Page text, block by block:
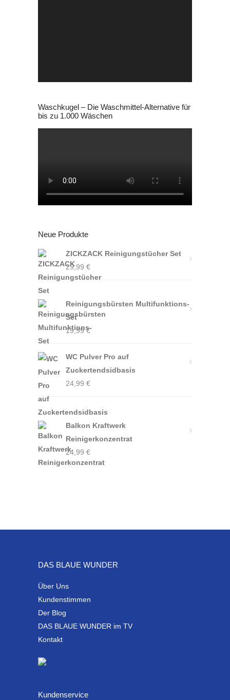
Waschkugel – Die Waschmittel-Alternative für
bis zu 1.000 Wäschen
Neue Produkte
ZICKZACK Reinigungstücher Set
29,99 €
Reinigungsbürsten Multifunktions-
Set
19,99€
WC Pulver Pro auf
Zuckertendsidbasis
24,99 €
Balkon Kraftwerk
Reinigerkonzentrat
24,99 €
DAS BLAUE WUNDER
Über Uns
Kundenstimmen
Der Blog
DAS BLAUE WUNDER im TV
Kontakt
Kundenservice